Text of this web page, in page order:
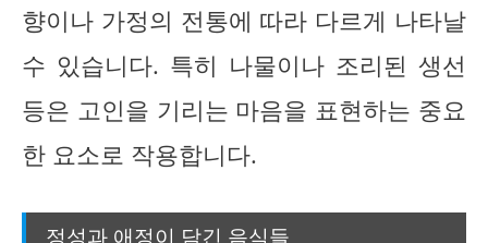
향이나 가정의 전통에 따라 다르게 나타날
수 있습니다. 특히 나물이나 조리된 생선
등은 고인을 기리는 마음을 표현하는 중요
한 요소로 작용합니다.
정성과 애정이 담긴 음식들